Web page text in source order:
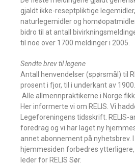
gjaldt ikke-reseptpliktige
naturlegemidler og
bidro til at antall
til noe over 1700 meldinger i 2005.
Sendte brev til legene
Antall henvendelser (spørsmål) til
prosent i fjor, til i underkant av 1900.
 Alle allmennpraktikerne i Norge
Her informerte vi om RELIS. Vi
Legeforeningens tidsskrift. RELIS-
foredrag og vi har laget ny
annet abonnement på nyhetsbrev. I
hjemmesiden forbedres
leder for RELIS Sør.